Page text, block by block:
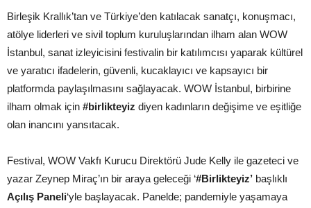
Birleşik Krallık’tan ve Türkiye’den katılacak sanatçı, konuşmacı,
atölye liderleri ve sivil toplum kuruluşlarından ilham alan WOW
İstanbul, sanat izleyicisini festivalin bir katılımcısı yaparak kültürel
ve yaratıcı ifadelerin, güvenli, kucaklayıcı ve kapsayıcı bir
platformda paylaşılmasını sağlayacak. WOW İstanbul, birbirine
ilham olmak için #birlikteyiz diyen kadınların değişime ve eşitliğe
olan inancını yansıtacak.
Festival, WOW Vakfı Kurucu Direktörü Jude Kelly ile gazeteci ve
yazar Zeynep Miraç’ın bir araya geleceği ‘#Birlikteyiz’ başlıklı
Açılış Paneli‘yle başlayacak. Panelde; pandemiyle yaşamaya